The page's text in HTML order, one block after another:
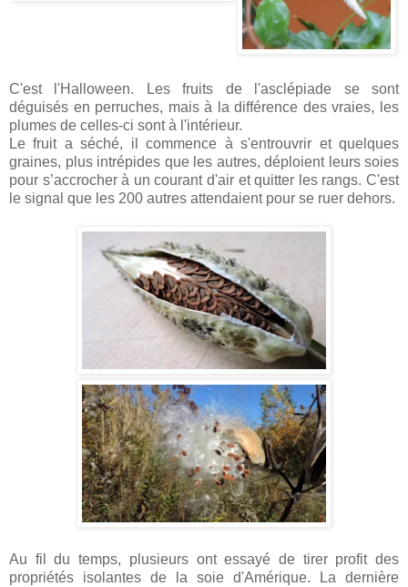
C'est l'Halloween. Les fruits de l'asclépiade se sont
déguisés en perruches, mais à la différence des vraies, les
plumes de celles-ci sont à l'intérieur.
Le fruit a séché, il commence à s'entrouvrir et quelques
graines, plus intrépides que les autres, déploient leurs soies
pour s’accrocher à un courant d'air et quitter les rangs. C'est
le signal que les 200 autres attendaient pour se ruer dehors.
Au fil du temps, plusieurs ont essayé de tirer profit des
propriétés isolantes de la soie d'Amérique. La dernière